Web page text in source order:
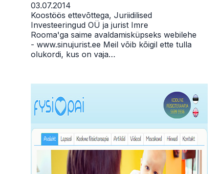
03.07.2014
Koostöös ettevõttega, Juriidilised
Investeeringud OÜ ja jurist Imre
Rooma'ga saime avaldamisküpseks webilehe
- www.sinujurist.ee Meil võib kõigil ette tulla
olukordi, kus on vaja…